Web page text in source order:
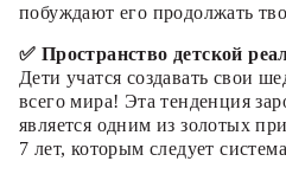
побуждают его продолжать
✅ Пространство детской
Дети учатся создавать свои
всего мира! Эта тенденция
является одним из золотых
7 лет, которым следует